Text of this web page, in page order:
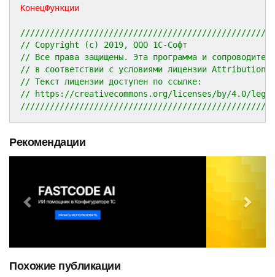
КонецФункции
// Copyright (c) 2019, ООО 1С-Софт
// Все права защищены. Эта программа и
// в соответствии с условиями лицензии
// Текст лицензии доступен по ссылке:
// https://creativecommons.org/licenses/by/4.0/
Рекомендации
e
o
u
N
x
Похожие публикации